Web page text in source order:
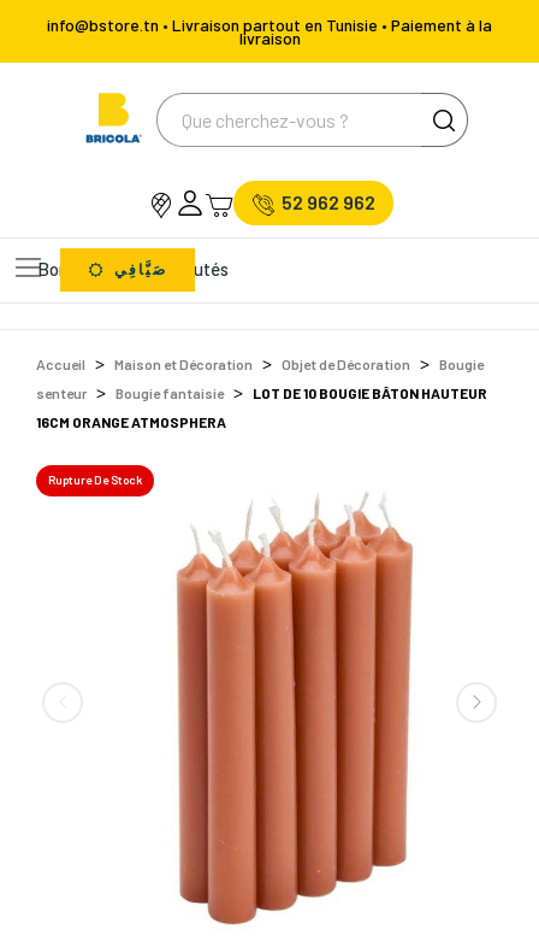
info@bstore.tn • Livraison partout en Tunisie • Paiement à la
livraison
52 962 962
Bons Plans Nouveautés
صَيَّافِي
Accueil Maison et Décoration Objet de Décoration
Bougie
senteur
Bougie fantaisie
LOT DE 10 BOUGIE BÂTON HAUTEUR
16CM ORANGE ATMOSPHERA
Rupture De Stock